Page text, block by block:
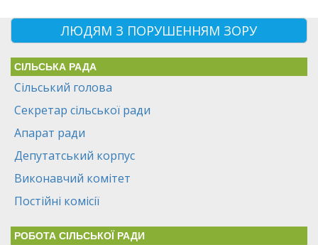
ЛЮДЯМ З ПОРУШЕННЯМ ЗОРУ
СІЛЬСЬКА РАДА
Сільський голова
Секретар сільської ради
Апарат ради
Депутатський корпус
Виконавчий комітет
Постійні комісії
РОБОТА СІЛЬСЬКОЇ РАДИ